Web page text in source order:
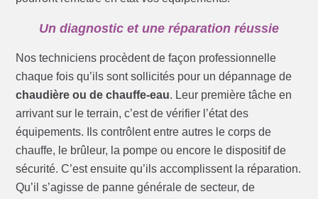
Un diagnostic et une réparation réussie
Nos techniciens procèdent de façon professionnelle
chaque fois qu’ils sont sollicités pour un dépannage de
chaudière ou de chauffe-eau. Leur première tâche en
arrivant sur le terrain, c’est de vérifier l’état des
équipements. Ils contrôlent entre autres le corps de
chauffe, le brûleur, la pompe ou encore le dispositif de
sécurité. C’est ensuite qu’ils accomplissent la réparation.
Qu’il s’agisse de panne générale de secteur, de